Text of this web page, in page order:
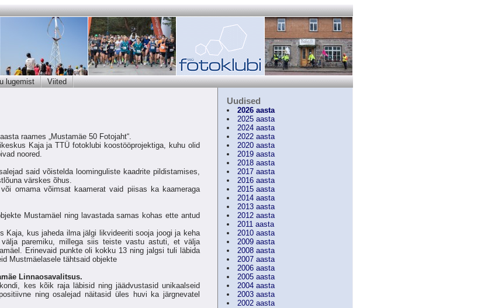
lugemist Viited
raames „Mustamäe 50 Fotojaht“.
Kaja ja TTÜ fotoklubi koostööprojektiga, kuhu olid
noored.
said võistelda loominguliste kaadrite pildistamises,
värskes õhus.
omama võimsat kaamerat vaid piisas ka kaameraga
Mustamäel ning lavastada samas kohas ette antud
Kaja, kus jaheda ilma jälgi likvideeriti sooja joogi ja keha
paremiku, millega siis teiste vastu astuti, et välja
Erinevaid punkte oli kokku 13 ning jalgsi tuli läbida
Mustmäelasele tähtsaid objekte
Linnaosavalitsus.
kes kõik raja läbisid ning jäädvustasid unikaalseid
ning osalejad näitasid üles huvi ka järgnevatel
Uudised
2026 aasta
2025 aasta
2024 aasta
2022 aasta
2020 aasta
2019 aasta
2018 aasta
2017 aasta
2016 aasta
2015 aasta
2014 aasta
2013 aasta
2012 aasta
2011 aasta
2010 aasta
2009 aasta
2008 aasta
2007 aasta
2006 aasta
2005 aasta
2004 aasta
2003 aasta
2002 aasta